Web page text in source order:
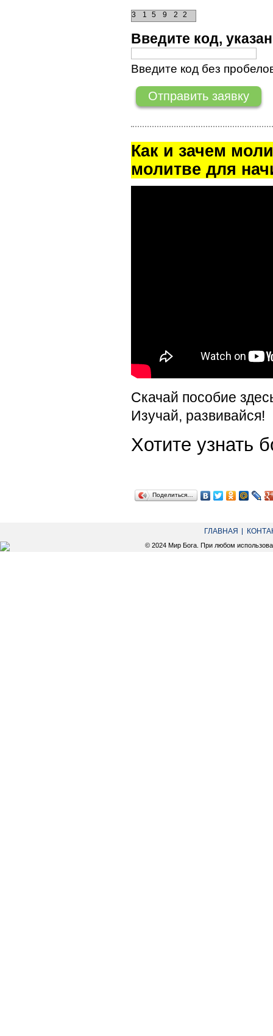
1 5
3 9 2 2
Введите код,
Введите код без
Как и зачем
молитве для
Скачай пособие
Изучай, развивайся!
Хотите
Поделиться…
ГЛАВНАЯ
© 2024 Мир Бога. При любом